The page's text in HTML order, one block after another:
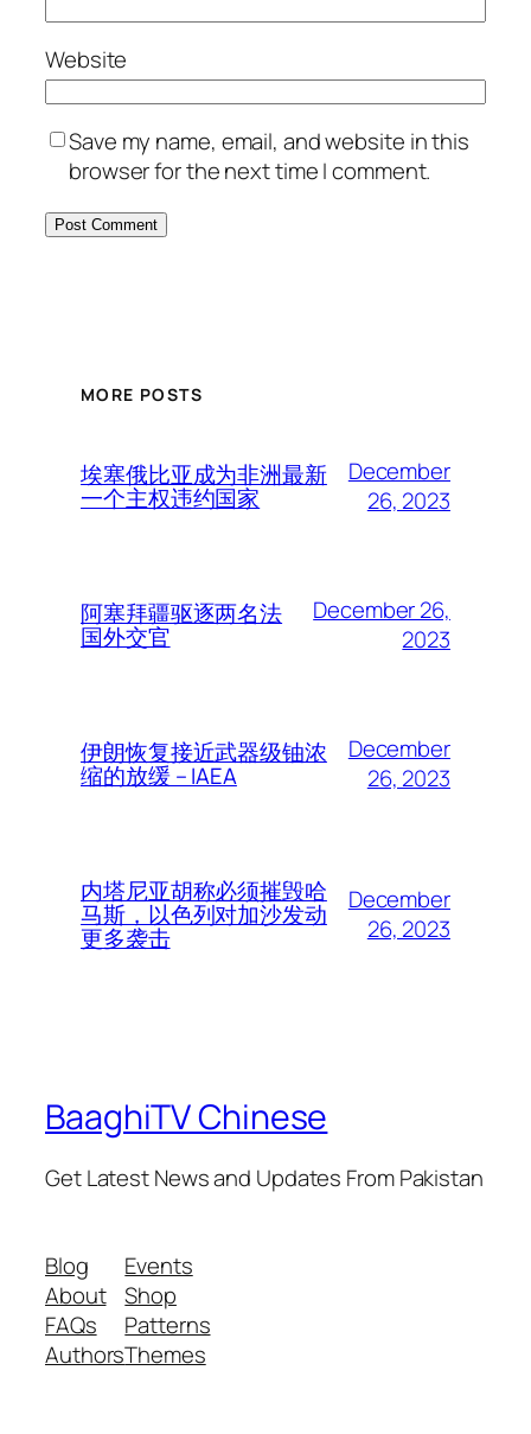
Website
Save my name, email, and website in this
browser for the next time I comment.
MORE POSTS
埃塞俄比亚成为非洲最新
一个主权违约国家
December
26, 2023
阿塞拜疆驱逐两名法
国外交官
December 26,
2023
伊朗恢复接近武器级铀浓
缩的放缓 – IAEA
December
26, 2023
内塔尼亚胡称必须摧毁哈
马斯，以色列对加沙发动
更多袭击
December
26, 2023
BaaghiTV Chinese
Get Latest News and Updates From Pakistan
Blog
About
FAQs
Authors
Events
Shop
Patterns
Themes